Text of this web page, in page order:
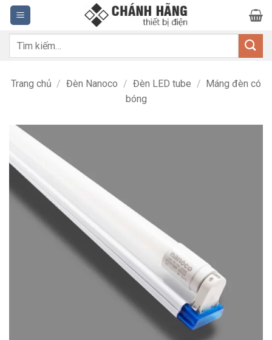
Bỏ
qua
nội
dung
Tìm
Trang chủ / Đèn Nanoco / Đèn LED tube / Máng đèn có
bóng